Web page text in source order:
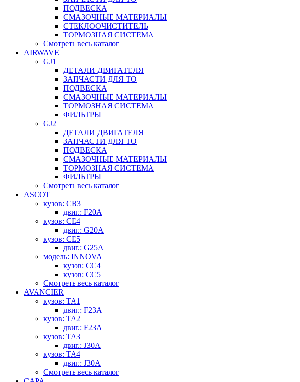
ПОДВЕСКА
СМАЗОЧНЫЕ МАТЕРИАЛЫ
СТЕКЛООЧИСТИТЕЛЬ
ТОРМОЗНАЯ СИСТЕМА
Смотреть весь каталог
AIRWAVE
GJ1
ДЕТАЛИ ДВИГАТЕЛЯ
ЗАПЧАСТИ ДЛЯ ТО
ПОДВЕСКА
СМАЗОЧНЫЕ МАТЕРИАЛЫ
ТОРМОЗНАЯ СИСТЕМА
ФИЛЬТРЫ
GJ2
ДЕТАЛИ ДВИГАТЕЛЯ
ЗАПЧАСТИ ДЛЯ ТО
ПОДВЕСКА
СМАЗОЧНЫЕ МАТЕРИАЛЫ
ТОРМОЗНАЯ СИСТЕМА
ФИЛЬТРЫ
Смотреть весь каталог
ASCOT
кузов: CB3
двиг.: F20A
кузов: CE4
двиг.: G20A
кузов: CE5
двиг.: G25A
модель: INNOVA
кузов: CC4
кузов: CC5
Смотреть весь каталог
AVANCIER
кузов: TA1
двиг.: F23A
кузов: TA2
двиг.: F23A
кузов: TA3
двиг.: J30A
кузов: TA4
двиг.: J30A
Смотреть весь каталог